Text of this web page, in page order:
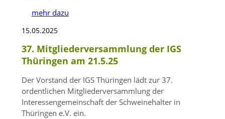
mehr dazu
15.05.2025
37. Mitgliederversammlung der IGS
Thüringen am 21.5.25
Der Vorstand der IGS Thüringen lädt zur 37.
ordentlichen Mitgliederversammlung der
Interessengemeinschaft der Schweinehalter in
Thüringen e.V. ein.